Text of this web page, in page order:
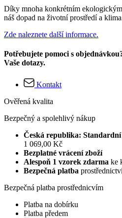
Díky mnoha konkrétním
náš dopad na životní prostředí a
Zde naleznete další informace.
Potřebujete pomoci s
Vaše dotazy.
Kontakt
Ověřená kvalita
Bezpečný a spolehlivý nákup
Česká republika:
1 069,00 Kč
Bezplatné vrácení zboží
Alespoň 1 vzorek zdarma ke
Bezpečná platba
Bezpečná platba prostřednicvím
Platba na dobírku
Platba předem